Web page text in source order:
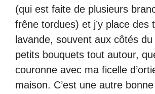
(qui est faite de plusieurs
frêne tordues) et j’y place des
lavande, souvent aux côtés
petits bouquets tout autour,
couronne avec ma ficelle
maison. C’est une autre